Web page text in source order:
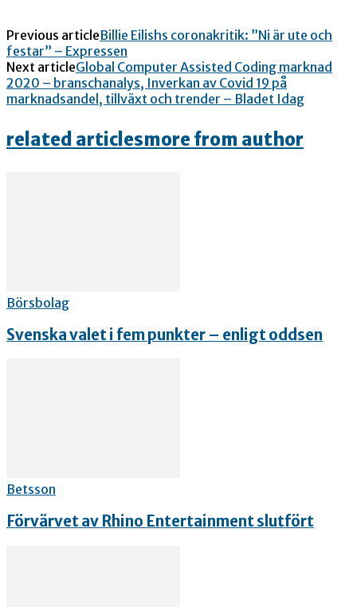
Previous articleBillie Eilishs coronakritik: ”Ni är ute och
festar” – Expressen
Next articleGlobal Computer Assisted Coding marknad
2020 – branschanalys, Inverkan av Covid 19 på
marknadsandel, tillväxt och trender – Bladet Idag
related articlesmore from author
Börsbolag
Svenska valet i fem punkter – enligt oddsen
Betsson
Förvärvet av Rhino Entertainment slutfört